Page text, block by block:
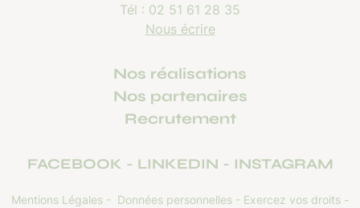
Tél : 02 51 61 28 35
Nous écrire
Nos réalisations
Nos partenaires
Recrutement
FACEBOOK LINKEDIN INSTAGRAM
Mentions Légales - Données personnelles - Exercez vos droits -